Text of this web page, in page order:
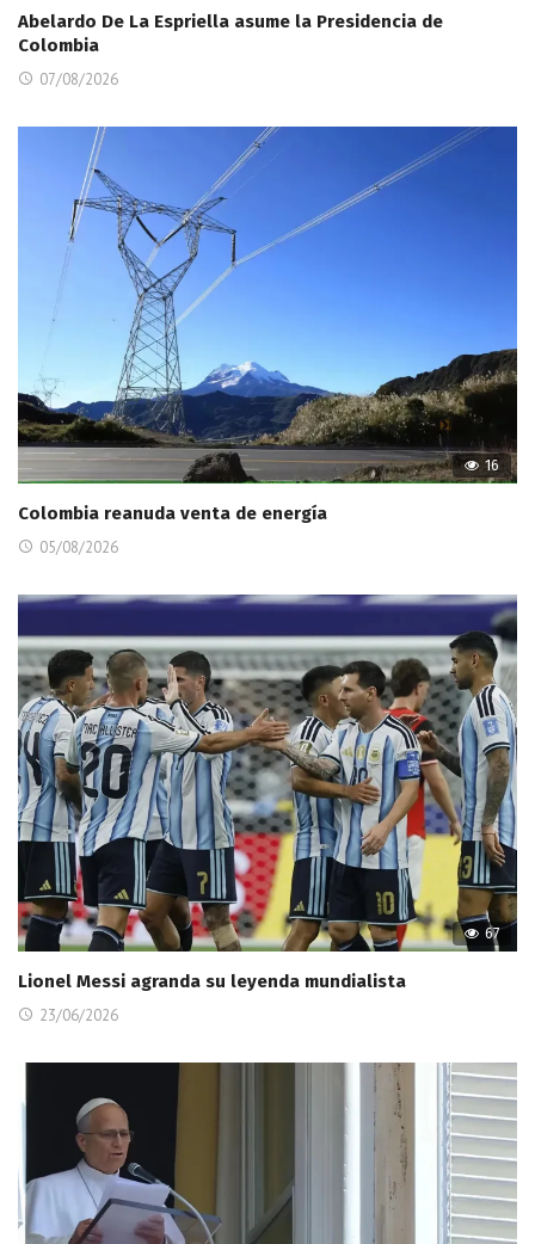
Abelardo De La Espriella asume la Presidencia de
Colombia
07/08/2026
16
Colombia reanuda venta de energía
05/08/2026
67
Lionel Messi agranda su leyenda mundialista
23/06/2026